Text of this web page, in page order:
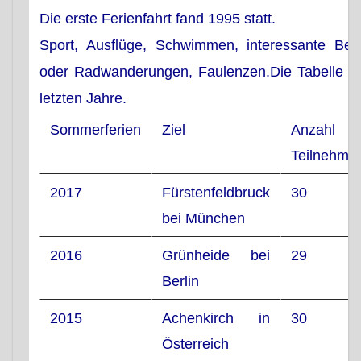
Die erste Ferienfahrt fand 1995 statt.
Sport, Ausflüge, Schwimmen, interessante
oder Radwanderungen, Faulenzen.Die Tabelle
letzten Jahre.
Sommerferien
Ziel
Anzahl
Teilnehmer
2017
Fürstenfeldbruck
bei München
30
2016
Grünheide bei
Berlin
29
2015
Achenkirch in
Österreich
30